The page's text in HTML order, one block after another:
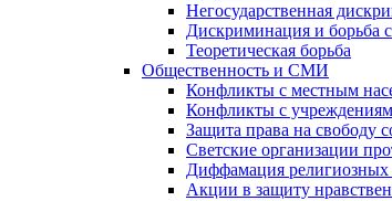
Негосударственная
Дискриминация и борьба
Теоретическая борьба
Общественность и СМИ
Конфликты с местным
Конфликты с
Защита права на свободу
Светские организации
Диффамация
Акции в защиту